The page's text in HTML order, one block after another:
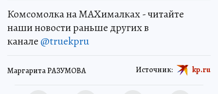
Комсомолка на MAXималках - читайте
наши новости раньше других в
канале @truekpru
Маргарита РАЗУМОВА Источник: kp.ru